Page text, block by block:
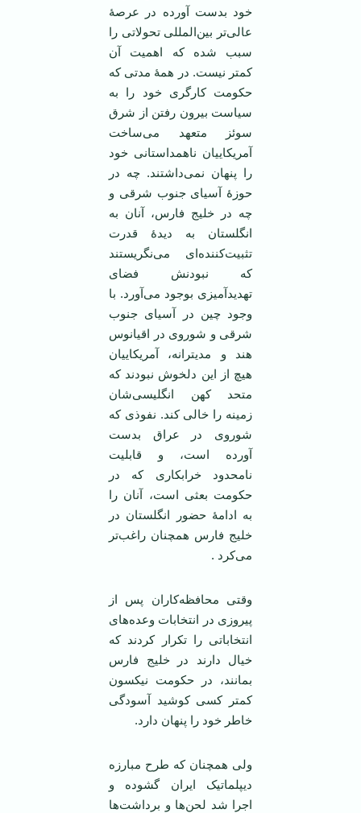
خود بدست آورده در عرصۀ
عالی‌تر بین‌المللی تحولاتی را
سبب شده که اهمیت آن
کمتر نیست. در همۀ مدتی که
حکومت کارگری خود را به
سیاست بیرون رفتن از شرق
سوئز متعهد می‌ساخت
آمریکاییان ناهمداستانی خود
را پنهان نمی‌داشتند. چه در
حوزۀ آسیای جنوب شرقی و
چه در خلیج فارس، آنان به
انگلستان به دیدۀ قدرت
تثبیت‌کننده‌ای می‌نگریستند
که نبودنش فضای
تهدیدآمیزی بوجود می‌آورد. با
وجود چین در آسیای جنوب
شرقی و شوروی در اقیانوس
هند و مدیترانه، آمریکاییان
هیچ از این دلخوش نبودند که
متحد کهن انگلیسی‌شان
زمینه را خالی کند. نفوذی که
شوروی در عراق بدست
آورده است، و قابلیت
نامحدود خرابکاری که در
حکومت بعثی است، آنان را
به ادامۀ حضور انگلستان در
خلیج فارس همچنان راغب‌تر
می‌کرد .
وقتی محافظه‌کاران پس از
پیروزی در انتخابات وعده‌های
انتخاباتی را تکرار کردند که
خیال دارند در خلیج فارس
بمانند، در حکومت نیکسون
کمتر کسی کوشید آسودگی
خاطر خود را پنهان دارد.
ولی همچنان که طرح مبارزه
دیپلماتیک ایران گشوده و
اجرا شد لحن‌ها و برداشت‌ها